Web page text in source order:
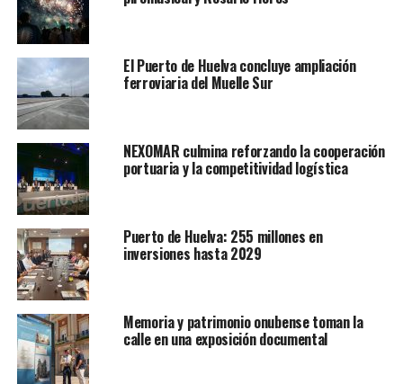
El Puerto de Huelva concluye ampliación
ferroviaria del Muelle Sur
NEXOMAR culmina reforzando la cooperación
portuaria y la competitividad logística
Puerto de Huelva: 255 millones en
inversiones hasta 2029
Memoria y patrimonio onubense toman la
calle en una exposición documental